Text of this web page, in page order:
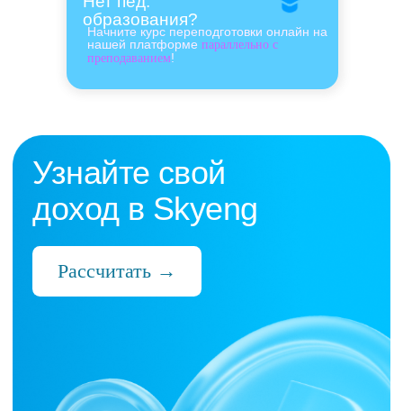
Начните курс переподготовки онлайн на
нашей платформе параллельно с
преподаванием!
образования?
Нас выбрали 10 000+
которые ценят:
Время
Готовые планы и материалы, онлайн-
платформа с автопроверкой заданий,
поддержка 24/7 и никакой бюрократии
Деньги
без штрафов и переработок, скрытых
условий и неприятных сюрпризов
Уважение к преподавателю и его